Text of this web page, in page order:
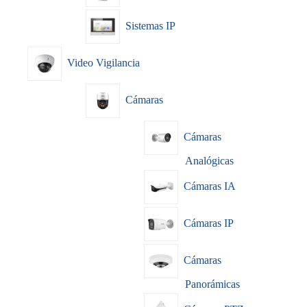
Sistemas IP
Video Vigilancia
Cámaras
Cámaras
Analógicas
Cámaras IA
Cámaras IP
Cámaras
Panorámicas